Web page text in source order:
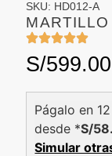
SKU: HD012-A
S/599.00
Págalo en
desde *S/
Simular